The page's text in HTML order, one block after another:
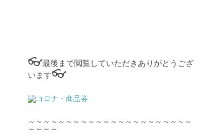
👓最後まで閲覧していただきありがとうござ
います👓
～～～～～～～～～～～～～～～～～～～～～～
～～～～